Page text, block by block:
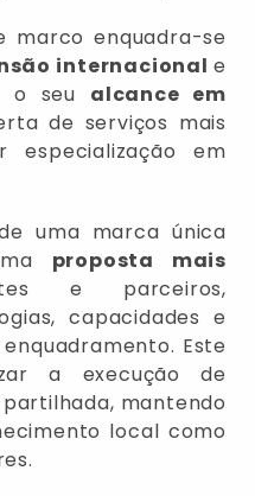
marco enquadra-se
internacionale
o seu alcance em
de serviços mais
especialização em
uma marca única
proposta mais
e parceiros,
capacidades e
Este
a execução de
mantendo
local como